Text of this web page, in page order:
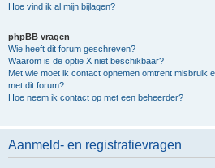
Hoe vind ik al mijn bijlagen?
phpBB vragen
Wie heeft dit forum geschreven?
Waarom is de optie X niet beschikbaar?
Met wie moet ik contact opnemen omtrent misbruik
met dit forum?
Hoe neem ik contact op met een beheerder?
Aanmeld- en registratievragen